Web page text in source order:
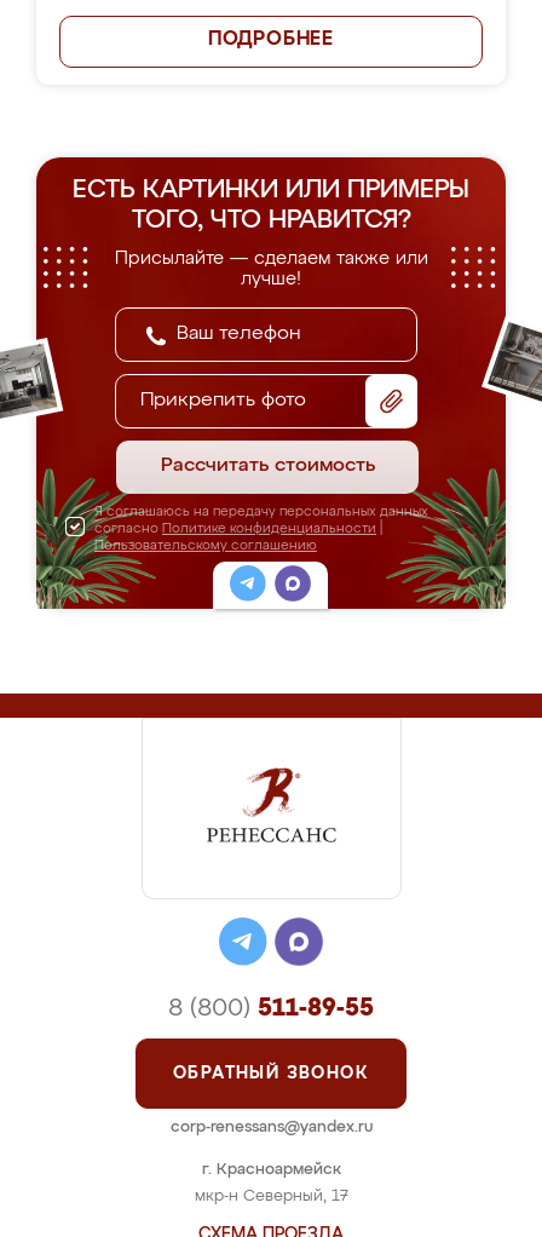
ПОДРОБНЕЕ
ЕСТЬ КАРТИНКИ ИЛИ ПРИМЕРЫ
ТОГО, ЧТО НРАВИТСЯ?
Присылайте — сделаем также или
лучше!
Прикрепить фото
Рассчитать стоимость
Я соглашаюсь на передачу персональных данных
согласно Политике конфиденциальности
Пользовательскому соглашению
г. Красноармейск
мкр-н Северный, 17
8 (800) 511-89-55
ОБРАТНЫЙ ЗВОНОК
corp-renessans@yandex.ru